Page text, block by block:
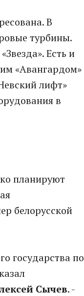
В
турбины.
Есть и
«Авангардом»
лифт»
в
планируют
белорусской
государства по
Сычев. -